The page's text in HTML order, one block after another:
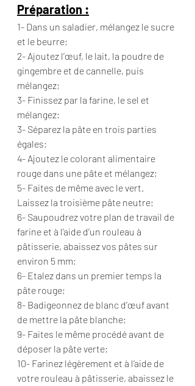
Préparation :
1- Dans un saladier, mélangez le sucre
et le beurre;
2- Ajoutez l’œuf, le lait, la poudre de
gingembre et de cannelle, puis
mélangez;
3- Finissez par la farine, le sel et
mélangez;
3- Séparez la pâte en trois parties
égales;
4- Ajoutez le colorant alimentaire
rouge dans une pâte et mélangez;
5- Faites de même avec le vert.
Laissez la troisième pâte neutre;
6- Saupoudrez votre plan de travail de
farine et à l’aide d’un rouleau à
pâtisserie, abaissez vos pâtes sur
environ 5 mm;
6- Etalez dans un premier temps la
pâte rouge;
8- Badigeonnez de blanc d’œuf avant
de mettre la pâte blanche;
9- Faites le même procédé avant de
déposer la pâte verte;
10- Farinez légèrement et à l’aide de
votre rouleau à pâtisserie, abaissez le